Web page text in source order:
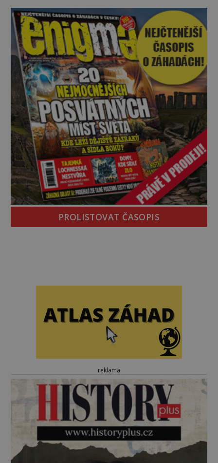
na legendě něco pravdy, nebo jde jen o fascinující
souhru okolností? Když antropolog Michail
Gerasimov (1907-1970) a
PROLISTOVAT ČASOPIS
reklama